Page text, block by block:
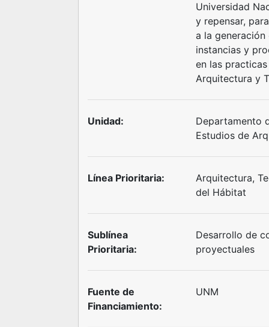
Universidad
y repensar,
a la
instancias y
en las
Arquitectura y
Unidad:
Departamento
Estudios de
Línea Prioritaria:
Arquitectura,
del Hábitat
Sublínea
Prioritaria:
Desarrollo de
proyectuales
Fuente de
Financiamiento:
UNM